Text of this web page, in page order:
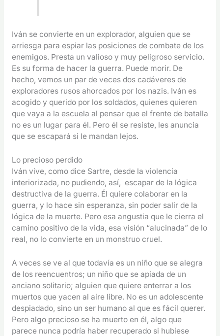
Iván se convierte en un explorador, alguien que se
arriesga para espiar las posiciones de combate de los
enemigos. Presta un valioso y muy peligroso servicio.
Es su forma de hacer la guerra. Puede morir. De
hecho, vemos un par de veces dos cadáveres de
exploradores rusos ahorcados por los nazis. Iván es
acogido y querido por los soldados, quienes quieren
que vaya a la escuela al pensar que el frente de batalla
no es un lugar para él. Pero él se resiste, les anuncia
que se escapará si le mandan lejos.
Lo precioso perdido
Iván vive, como dice Sartre, desde la violencia
interiorizada, no pudiendo, así, escapar de la lógica
destructiva de la guerra. Él quiere colaborar en la
guerra, y lo hace sin esperanza, sin poder salir de la
lógica de la muerte. Pero esa angustia que le cierra el
camino positivo de la vida, esa visión “alucinada” de lo
real, no lo convierte en un monstruo cruel.
A veces se ve al que todavía es un niño que se alegra
de los reencuentros; un niño que se apiada de un
anciano solitario; alguien que quiere enterrar a los
muertos que yacen al aire libre. No es un adolescente
despiadado, sino un ser humano al que es fácil querer.
Pero algo precioso se ha muerto en él, algo que
parece nunca podría haber recuperado si hubiese